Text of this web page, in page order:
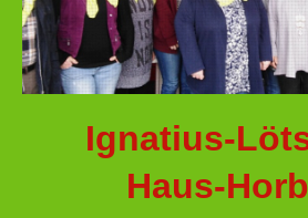
Ignatius-
Haus-